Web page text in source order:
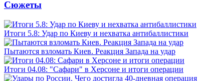
Сюжеты
Итоги 5.8: Удар по Киеву и нехватка антибаллистики
Пытаются взломать Киев. Реакция Запада на удар
Итоги 04.08: "Сафари" в Херсоне и итоги операции